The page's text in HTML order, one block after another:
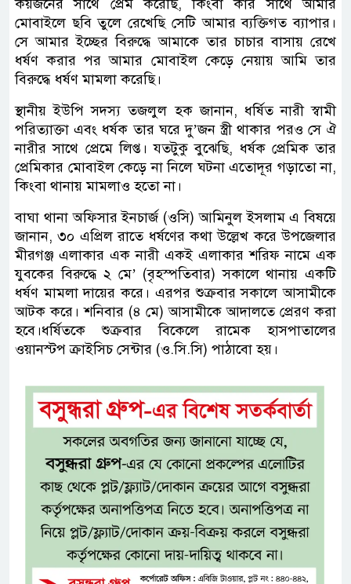
কয়জনের সাথে প্রেম করেছি, কিংবা কার সাথে আমার
মোবাইলে ছবি তুলে রেখেছি সেটি আমার ব্যক্তিগত ব্যাপার।
সে আমার ইচ্ছের বিরুদ্ধে আমাকে তার চাচার বাসায় রেখে
ধর্ষণ করার পর আমার মোবাইল কেড়ে নেয়ায় আমি তার
বিরুদ্ধে ধর্ষণ মামলা করেছি।
স্থানীয় ইউপি সদস্য তজলুল হক জানান, ধর্ষিত নারী স্বামী
পরিত্যাক্তা এবং ধর্ষক তার ঘরে দু’জন স্ত্রী থাকার পরও সে ঐ
নারীর সাথে প্রেমে লিপ্ত। যতটুকু বুঝেছি, ধর্ষক প্রেমিক তার
প্রেমিকার মোবাইল কেড়ে না নিলে ঘটনা এতোদূর গড়াতো না,
কিংবা থানায় মামলাও হতো না।
বাঘা থানা অফিসার ইনচার্জ (ওসি) আমিনুল ইসলাম এ বিষয়ে
জানান, ৩০ এপ্রিল রাতে ধর্ষণের কথা উল্লেখ করে উপজেলার
মীরগঞ্জ এলাকার এক নারী একই এলাকার শরিফ নামে এক
যুবকের বিরুদ্ধে ২ মে’ (বৃহস্পতিবার) সকালে থানায় একটি
ধর্ষণ মামলা দায়ের করে। এরপর শুক্রবার সকালে আসামীকে
আটক করে। শনিবার (৪ মে) আসামীকে আদালতে প্রেরণ করা
হবে।ধর্ষিতকে শুক্রবার বিকেলে রামেক হাসপাতালের
ওয়ানস্টপ ক্রাইসিচ সেন্টার (ও.সি.সি) পাঠাবো হয়।